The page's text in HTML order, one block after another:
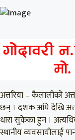
अत्तरिया – कैलालीको
छन् । दशक अघि देखि
धारा सुकेका हुन ।
स्थानीय व्यवसायीलाई